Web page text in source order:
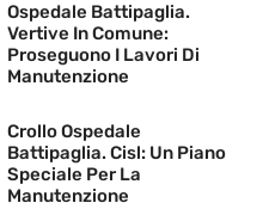
Ospedale Battipaglia.
Vertive In Comune:
Proseguono I Lavori Di
Manutenzione
Crollo Ospedale
Battipaglia. Cisl: Un Piano
Speciale Per La
Manutenzione